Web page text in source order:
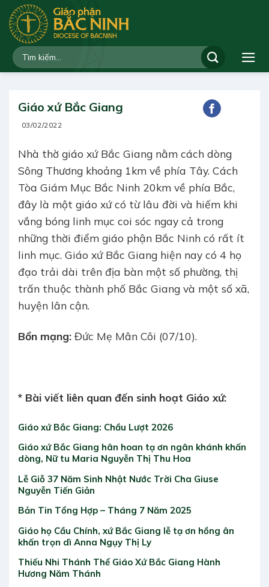
qua
dung
Giáo xứ Bắc Giang
03/02/2022
Nhà thờ giáo xứ Bắc Giang nằm cách dòng
Sông Thương khoảng 1km về phía Tây. Cách
Tòa Giám Mục Bắc Ninh 20km về phía Bắc,
đây là một giáo xứ có từ lâu đời và hiếm khi
vắng bóng linh mục coi sóc ngay cả trong
những thời điểm giáo phận Bắc Ninh có rất ít
linh mục. Giáo xứ Bắc Giang hiện nay có 4 họ
đạo trải dài trên địa bàn một số phường, thị
trấn thuộc thành phố Bắc Giang và một số xã,
huyện lân cận.
Bổn mạng: Đức Mẹ Mân Côi (07/10).
* Bài viết liên quan đến sinh hoạt Giáo xứ:
Giáo xứ Bắc Giang: Chầu Lượt 2026
Giáo xứ Bắc Giang hân hoan tạ ơn ngân khánh khấn
dòng, Nữ tu Maria Nguyễn Thị Thu Hoa
Lễ Giỗ 37 Năm Sinh Nhật Nước Trời Cha Giuse
Nguyễn Tiến Giản
Bản Tin Tổng Hợp – Tháng 7 Năm 2025
Giáo họ Cầu Chính, xứ Bắc Giang lễ tạ ơn hồng ân
khấn trọn dì Anna Ngụy Thị Ly
Thiếu Nhi Thánh Thể Giáo Xứ Bắc Giang Hành
Hương Năm Thánh